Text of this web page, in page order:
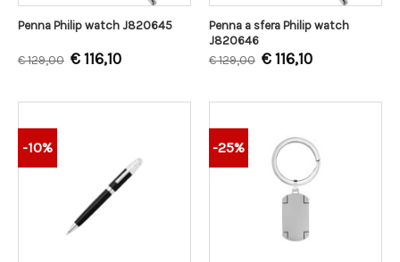
Penna Philip watch J820645
€129,00 €116,10
Penna a sfera Philip watch
J820646
€129,00 €116,10
-10% -25%